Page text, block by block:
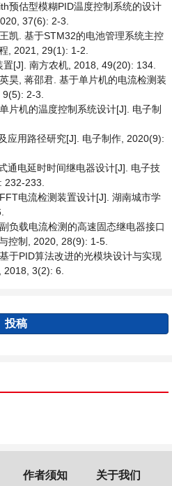
预估型模糊PID温度控制系统的设计
37(6): 2-3.
凯. 基于STM32的电池管理系统主控
, 2021, 29(1): 1-2.
[J]. 南方农机, 2018, 49(20): 134.
昊, 蒋邵君. 基于单片机的电流检测装
2-3.
片机的温度控制系统设计[J]. 电子制
应用路径研究[J]. 电子制作, 2020(9):
通电延时时间继电器设计[J]. 电子技
232-233.
电流检测装置设计[J]. 湖南城市学
负载电流检测的高速固态继电器接口
控制, 2020, 28(9): 1-5.
于PID算法改进的光模块设计与实现
2018, 3(2): 6.
投稿
作者须知 关于我们